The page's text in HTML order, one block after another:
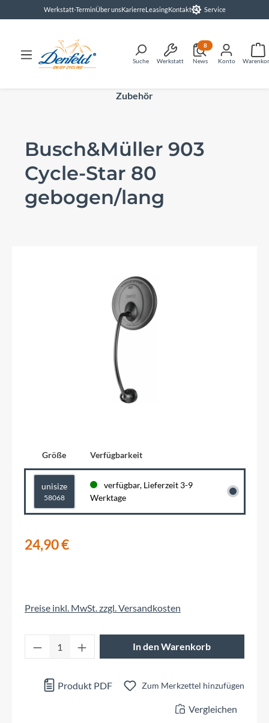
springenWerkstatt-TerminÜber unsKarierreLeasingKontakt Service
Suche Werkstatt News
8
Konto
Zubehör
Busch&Müller 903
Cycle-Star 80
gebogen/lang
Größe Verfügbarkeit
unisize
58068
verfügbar, Lieferzeit 3-9
Werktage
24,90 €
Preise inkl. MwSt. zzgl. Versandkosten
Produkt Anzahl: Gib den gewünschten
In den Warenkorb
Produkt PDF Zum Merkzettel hinzufügen
Vergleichen